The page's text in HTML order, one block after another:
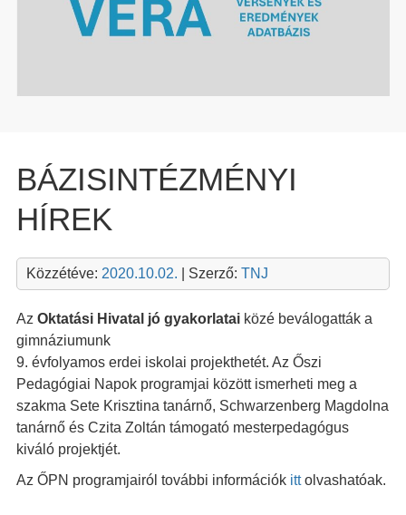
BÁZISINTÉZMÉNYI
HÍREK
Közzétéve: 2020.10.02. | Szerző: TNJ
Az Oktatási Hivatal jó gyakorlataiközé beválogatták a
gimnáziumunk
9. évfolyamos erdei iskolai projekthetét. Az Őszi
Pedagógiai Napok programjai között ismerheti meg a
szakma Sete Krisztina tanárnő, Schwarzenberg Magdolna
tanárnő és Czita Zoltán támogató mesterpedagógus
kiváló projektjét.
Az ŐPN programjairól további információk ittolvashatóak.